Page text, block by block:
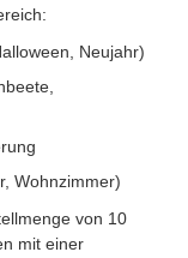
Neujahr)
Wohnzimmer)
von 10
mit einer